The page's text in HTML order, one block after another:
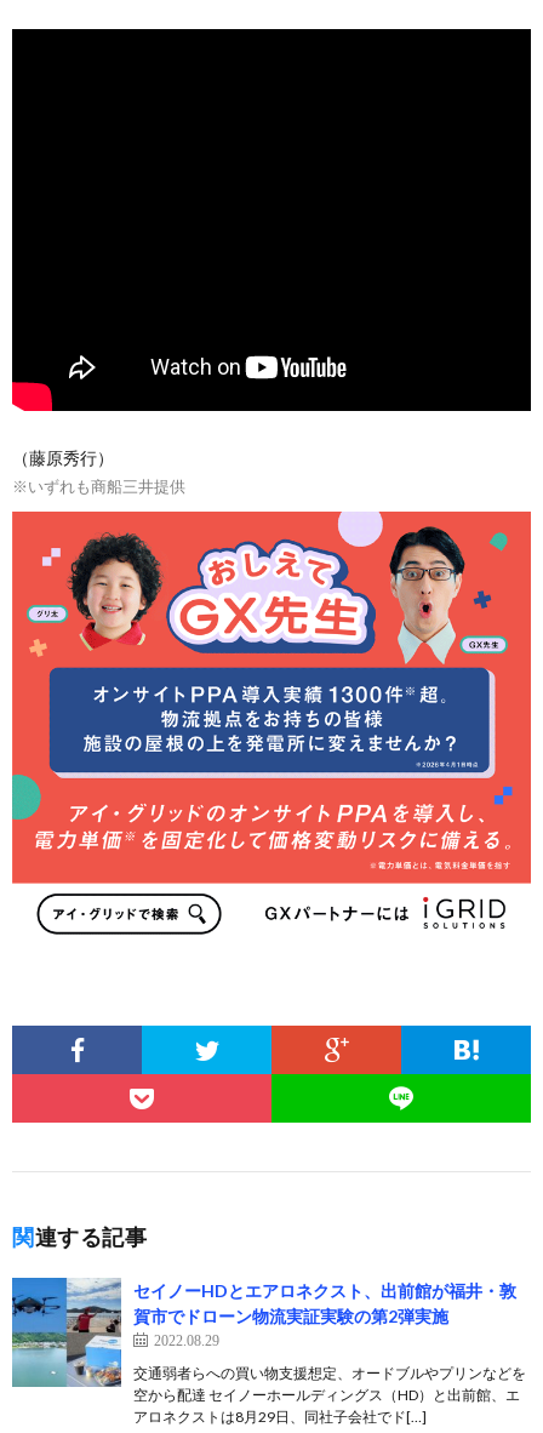
（藤原秀行）
※いずれも商船三井提供
関連する記事
セイノーHDとエアロネクスト、出前館が福井・敦
賀市でドローン物流実証実験の第2弾実施
2022.08.29
交通弱者らへの買い物支援想定、オードブルやプリンなどを
空から配達 セイノーホールディングス（HD）と出前館、エ
アロネクストは8月29日、同社子会社でド[…]